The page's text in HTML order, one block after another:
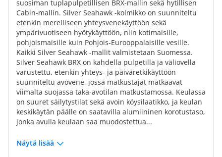
suosiman tuplapulpetillisen BRX-mallin sekä hytillisen
Cabin-mallin. Silver Seahawk -kolmikko on suunniteltu
etenkin merelliseen yhteysvenekäyttöön sekä
ympärivuotiseen hyötykäyttöön, niin kotimaisille,
pohjoismaisille kuin Pohjois-Eurooppalaisille vesille.
Kaikki Silver Seahawk -mallit valmistetaan Suomessa.
Silver Seahawk BRX on kahdella pulpetilla ja väliovella
varustettu, etenkin yhteys- ja päiväretkikäyttöön
suunniteltu avovene, jossa matkustajat matkaavat
viimalta suojassa taka-avotilan matkustamossa. Keulassa
on suuret säilytystilat sekä avoin köysilaatikko, ja keulan
keskikäytän päälle on saatavilla alumiininen korotustaso,
jonka avulla keulaan saa muodostettua...
Näytä lisää